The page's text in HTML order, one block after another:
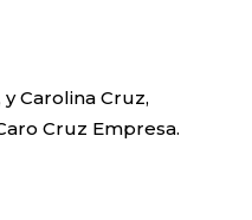
Carolina Cruz,
Cruz Empresa.